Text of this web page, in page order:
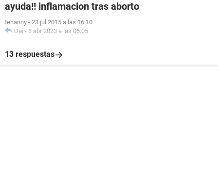
ayuda!! inflamacion tras aborto
tehanny - 23 jul 2015 a las 16:10
Dai - 8 abr 2023 a las 06:05
13 respuestas